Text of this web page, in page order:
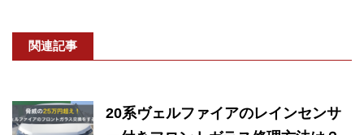
関連記事
20系ヴェルファイアのレインセンサ